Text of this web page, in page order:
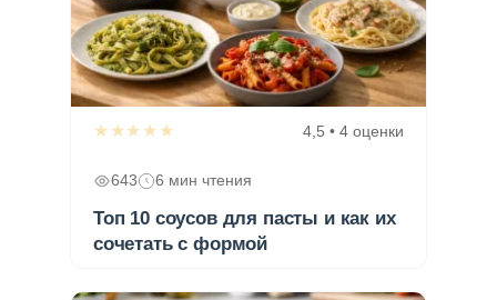
★★★★★ 4,5 • 4 оценки
643 6 мин чтения
Топ 10 соусов для пасты и как их
сочетать с формой